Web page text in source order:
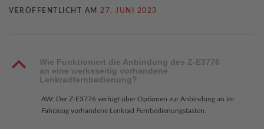
VERÖFFENTLICHT AM 27. JUNI 2023
B
Wie Funktioniert die Anbindung des Z-E3776
an eine werksseitig vorhandene
Lenkradfernbedienung?
AW: Der Z-E3776 verfügt über Optionen zur Anbindung an im
Fahrzeug vorhandene Lenkrad Fernbedienungstasten.